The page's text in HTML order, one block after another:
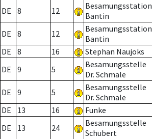
DE 8 12
Besamungsstation
Bantin
DE 8 12
Besamungsstation
Bantin
DE
8 16 Stephan Naujoks
DE
9 5
Besamungsstelle
Dr. Schmale
DE 9 5
Besamungsstelle
Dr. Schmale
DE
13 16 Funke
DE
13 24
Besamungsstelle
Schubert